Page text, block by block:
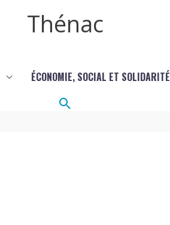
Thénac
ÉCONOMIE, SOCIAL ET SOLIDARITÉ
Rechercher